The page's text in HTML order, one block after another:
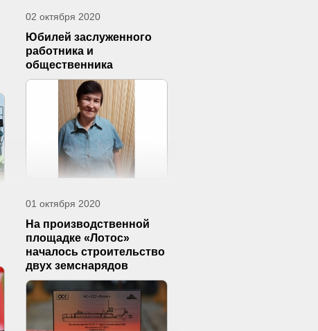
02 октября 2020
Юбилей заслуженного
работника и
общественника
01 октября 2020
На производственной
площадке «Лотос»
началось строительство
двух земснарядов